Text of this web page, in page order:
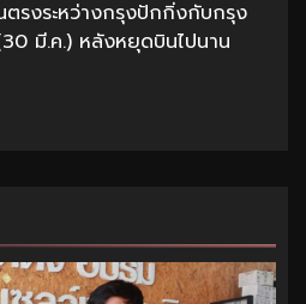
ตรงระหว่างกรุงปักกิ่งกับกรุง
มี.ค.) หลังหยุดบินไปนาน